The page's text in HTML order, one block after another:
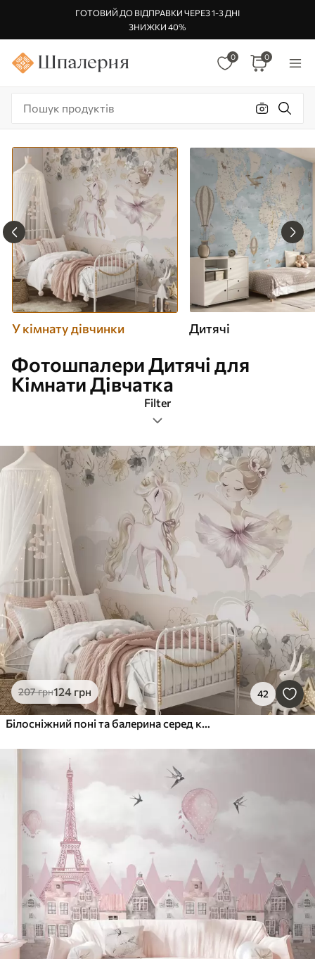
ГОТОВИЙ ДО ВІДПРАВКИ ЧЕРЕЗ 1-3 ДНІ
ЗНИЖКИ 40%
0 0
У кімнату дівчинки Дитячі
Фотошпалери Дитячі для
Кімнати Дівчатка
Filter
Фільтр по тематиці
Орієнтація зображення
Фільр по кольору
Розумний
Очистити всі фільтри
207грн124 грн 42
Білосніжний поні та балерина серед квітів і хмар